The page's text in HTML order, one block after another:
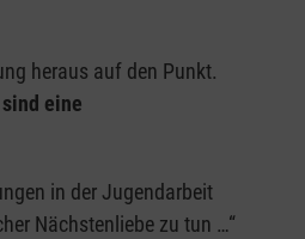
heraus auf den Punkt.
eine
in der Jugendarbeit
Nächstenliebe zu tun …“